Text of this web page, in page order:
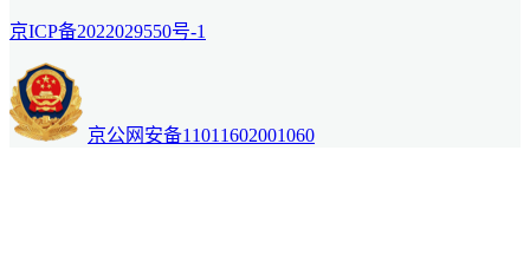
京ICP备2022029550号-1
京公网安备11011602001060